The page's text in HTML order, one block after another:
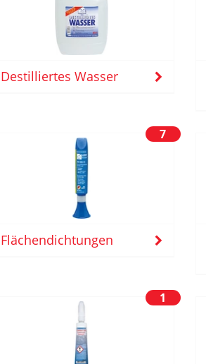
Destilliertes Wasser
7
Flächendichtungen
1